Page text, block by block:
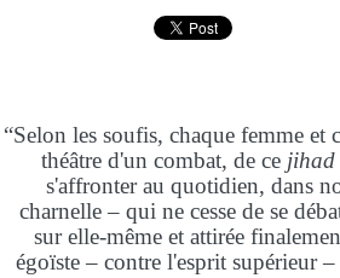
“Selon les soufis, chaque femme et
théâtre d'un combat, de ce jihad
s'affronter au quotidien, dans
charnelle – qui ne cesse de se
sur elle-même et attirée
égoïste – contre l'esprit supérieur